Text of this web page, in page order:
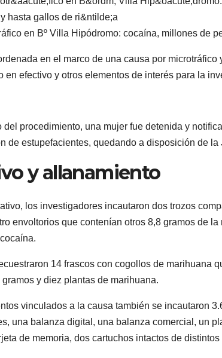
en Bº Villa Hipódromo: cocaína, millones de
en el marco de una causa por
en efectivo y otros elementos de interés para la
del procedimiento, una mujer fue detenida y
de estupefacientes, quedando a disposición de la
y allanamiento
los investigadores incautaron dos trozos
envoltorios que contenían otros 8,8 gramos de
14 frascos con cogollos de marihuana
y diez plantas de marihuana.
vinculados a la causa también se incautaron
una balanza digital, una balanza comercial, un
de memoria, dos cartuchos intactos de